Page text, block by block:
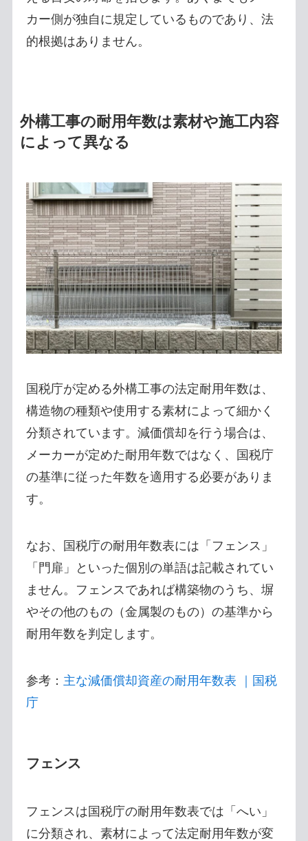
カー側が独自に規定しているものであり、法
的根拠はありません。
外構工事の耐用年数は素材や施工内容
によって異なる
国税庁が定める外構工事の法定耐用年数は、
構造物の種類や使用する素材によって細かく
分類されています。減価償却を行う場合は、
メーカーが定めた耐用年数ではなく、国税庁
の基準に従った年数を適用する必要がありま
す。
なお、国税庁の耐用年数表には「フェンス」
「門扉」といった個別の単語は記載されてい
ません。フェンスであれば構築物のうち、塀
やその他のもの（金属製のもの）の基準から
耐用年数を判定します。
参考： 主な減価償却資産の耐用年数表 ｜国税
庁
フェンス
フェンスは国税庁の耐用年数表では「へい」
に分類され、素材によって法定耐用年数が変